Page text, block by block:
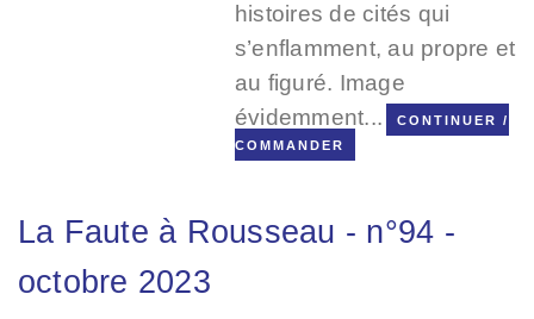
histoires de cités qui
s’enflamment, au propre et
au figuré. Image
évidemment...
CONTINUER /
COMMANDER
La Faute à Rousseau - n°94 -
octobre 2023